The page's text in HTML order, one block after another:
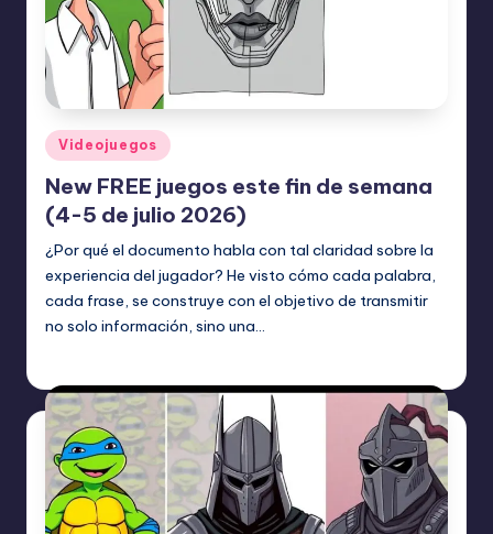
Publicado
en
Videojuegos
New FREE juegos este fin de semana
(4-5 de julio 2026)
¿Por qué el documento habla con tal claridad sobre la
experiencia del jugador? He visto cómo cada palabra,
cada frase, se construye con el objetivo de transmitir
no solo información, sino una…